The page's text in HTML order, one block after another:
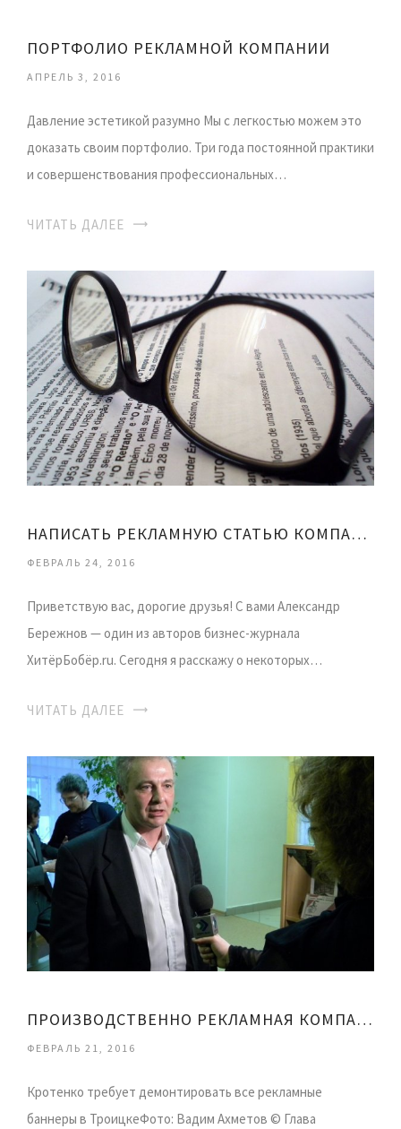
ПОРТФОЛИО РЕКЛАМНОЙ КОМПАНИИ
АПРЕЛЬ 3, 2016
Давление эстетикой разумно Мы с легкостью можем это
доказать своим портфолио. Три года постоянной практики
и совершенствования профессиональных…
ЧИТАТЬ ДАЛЕЕ
НАПИСАТЬ РЕКЛАМНУЮ СТАТЬЮ КОМПАНИИ
ФЕВРАЛЬ 24, 2016
Приветствую вас, дорогие друзья! С вами Александр
Бережнов — один из авторов бизнес-журнала
ХитёрБобёр.ru. Сегодня я расскажу о некоторых…
ЧИТАТЬ ДАЛЕЕ
ПРОИЗВОДСТВЕННО РЕКЛАМНАЯ КОМПАНИЯ УРА
ФЕВРАЛЬ 21, 2016
Кротенко требует демонтировать все рекламные
баннеры в ТроицкеФото: Вадим Ахметов © Глава